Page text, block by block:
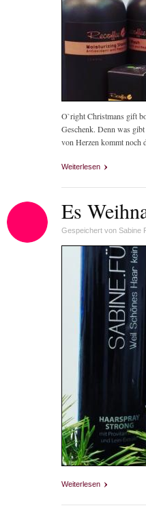
O`right Christmans gift
Geschenk. Denn was
von Herzen kommt noch
Weiterlesen über
Es
Gespeichert von Sabine
Weiterlesen über Es